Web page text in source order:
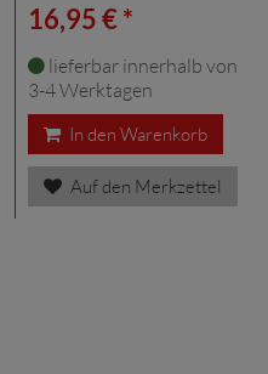
16,95 € *
lieferbar innerhalb von
3-4 Werktagen
In den Warenkorb
Auf den Merkzettel